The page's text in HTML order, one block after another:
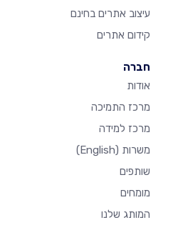
עיצוב אתרים בחינם
קידום אתרים
חברה
אודות
מרכז התמיכה
מרכז למידה
משרות (English)
שותפים
מומחים
המותג שלנו